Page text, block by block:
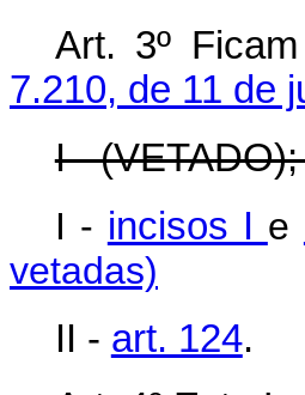
Art. 3º
7.210, de 11 de
I -
I - incisos I e
vetadas)
II - art. 124.